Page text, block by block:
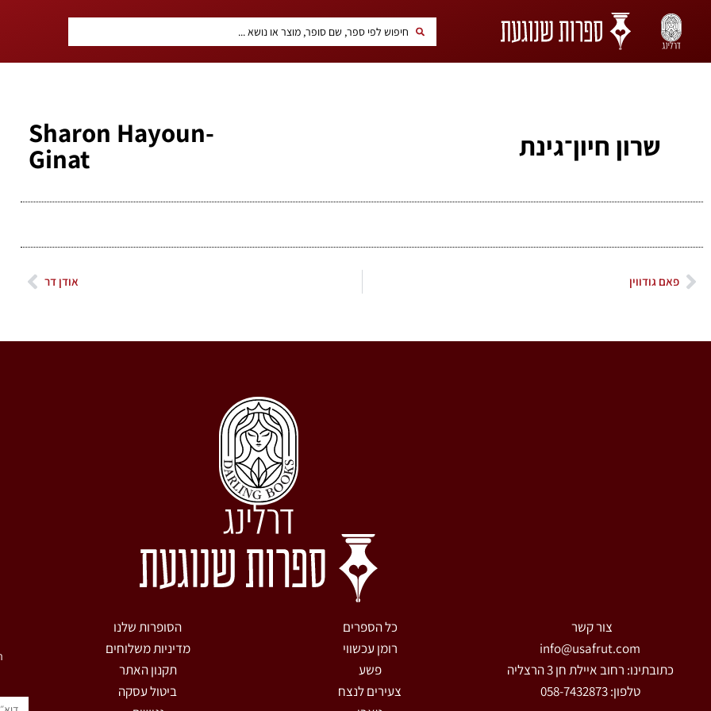
שרון חיון־גינת Sharon Hayoun-
Ginat
פאם גודווין אודן דר
צור קשר
info@usafrut.com
כתובתינו: רחוב איילת חן 3 הרצליה
טלפון: 058-7432873
כל הספרים
רומן עכשווי
פשע
צעירים לנצח
הסופרות שלנו
מדיניות משלוחים
תקנון האתר
ביטול עסקה